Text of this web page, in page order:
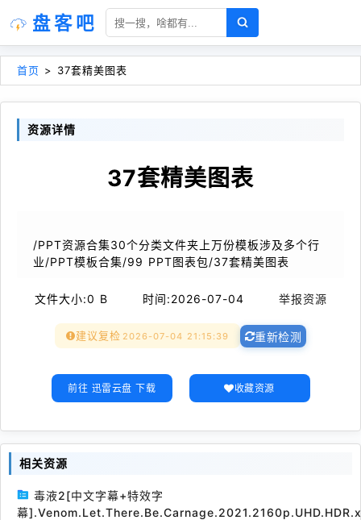
盘客吧
首页 > 37套精美图表
资源详情
37套精美图表
/PPT资源合集30个分类文件夹上万份模板涉及多个行
业/PPT模板合集/99 PPT图表包/37套精美图表
文件大小:0 B 时间:2026-07-04 举报资源
建议复检 2026-07-04 21:15:39 重新检测
前往 迅雷云盘 下载 收藏资源
相关资源
毒液2[中文字幕+特效字
幕